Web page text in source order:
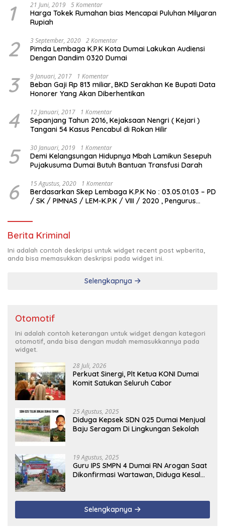
1 21 Juni, 2019 5 Komentar
Harga Tokek Rumahan bias Mencapai Puluhan Milyaran
Rupiah
2 3 September, 2020 2 Komentar
Pimda Lembaga K.P.K Kota Dumai Lakukan Audiensi
Dengan Dandim 0320 Dumai
3 9 Januari, 2017 1 Komentar
Beban Gaji Rp 813 miliar, BKD Serakhan Ke Bupati Data
Honorer Yang Akan Diberhentikan
4 12 Januari, 2017 1 Komentar
Sepanjang Tahun 2016, Kejaksaan Nengri ( Kejari )
Tangani 54 Kasus Pencabul di Rokan Hilir
5 30 Januari, 2019 1 Komentar
Demi Kelangsungan Hidupnya Mbah Lamikun Sesepuh
Pujakusuma Dumai Butuh Bantuan Transfusi Darah
6 15 Agustus, 2020 1 Komentar
Berdasarkan Skep Lembaga K.P.K No : 03.05.01.03 – PD
/ SK / PIMNAS / LEM-K.P.K / VIII / 2020 , Pengurus
Berita Kriminal
Ini adalah contoh deskripsi untuk widget recent post wpberita,
anda bisa memasukkan deskripsi pada widget ini.
Selengkapnya
Otomotif
Ini adalah contoh keterangan untuk widget dengan kategori
otomotif, anda bisa dengan mudah memasukkannya pada
widget.
28 Juli, 2026
Perkuat Sinergi, Plt Ketua KONI Dumai
Komit Satukan Seluruh Cabor
25 Agustus, 2025
Diduga Kepsek SDN 025 Dumai Menjual
Baju Seragam Di Lingkungan Sekolah
19 Agustus, 2025
Guru IPS SMPN 4 Dumai RN Arogan Saat
Dikonfirmasi Wartawan, Diduga Kesal
Selengkapnya